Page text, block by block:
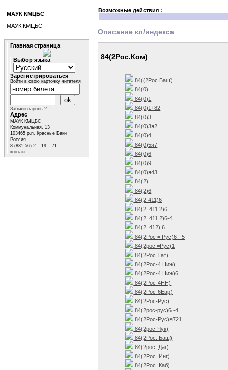
Возможные действия :
Описание кл/индекса
84(2Рос.Ком)
84((2Рос.Баш)
84(0)
84(0)1
84(0)1+82
84(0)3
84(0)3я2
84(0)4
84(0)5я7
84(0)6
84(0)9
84(0)я43
84(2)
84(2)6
84(2-411)6
84(2=411.2)6
84(2=411.2)6-4
84(2=412) 6
84(2Рос = Рус)6 - 5
84(2рос =Рус)1
84(2Рос Тат)
84(2Рос-4 Ниж)
84(2Рос-4 Ниж)6
84(2Рос-4НН)
84(2Рос-6Евр)
84(2Рос-Рус)
84(2рос-рус)6 -4
84(2Рос-Рус)я721
84(2рос-Чук)
84(2Рос. Баш)
84(2рос. Даг)
84(2Рос. Инг)
84(2Рос. Каб)
МАУК КМЦБС
МАУК КМЦБС
Главная страница
Выбор языка
Зарегистрироваться
Войти в свою карточку читателя
Забыли пароль ?
Адрес
МАУК КМЦБС
Коммунальная, 13
103465 р.п. Красные Баки
Россия
8 (831-56) 2 – 19 – 71
контакт